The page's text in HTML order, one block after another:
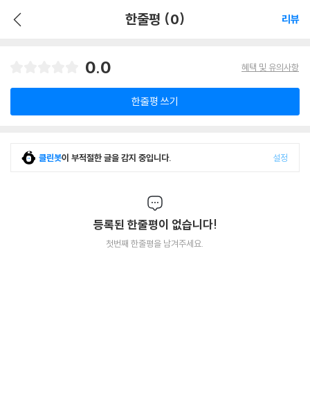
한줄평 (0) 리뷰
0.0 혜택 및 유의사항
한줄평 쓰기
클린봇이 부적절한 글을 감지 중입니다. 설정
등록된 한줄평이 없습니다!
첫번째 한줄평을 남겨주세요.